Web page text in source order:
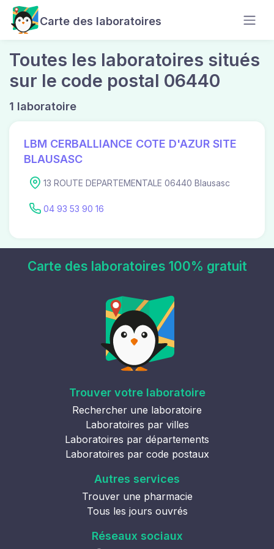
Carte des laboratoires
Toutes les laboratoires situés
sur le code postal 06440
1 laboratoire
LBM CERBALLIANCE COTE D'AZUR SITE
BLAUSASC
13 ROUTE DEPARTEMENTALE 06440 Blausasc
04 93 53 90 16
Carte des laboratoires 100% gratuit
Trouver votre laboratoire
Rechercher une laboratoire
Laboratoires par villes
Laboratoires par départements
Laboratoires par code postaux
Autres services
Trouver une pharmacie
Tous les jours ouvrés
Réseaux sociaux